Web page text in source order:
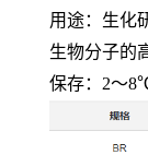
用途：生化
生物分子的
保存： 2～